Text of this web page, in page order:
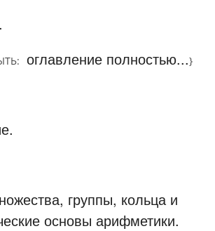
оглавление полностью...}
группы, кольца и
основы арифметики.